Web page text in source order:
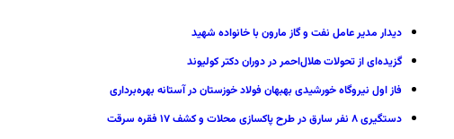
دیدار مدیر عامل نفت و گاز مارون با خانواده شهید
گزیده‌ای از تحولات هلال‌احمر در دوران دکتر کولیوند
فاز اول نیروگاه خورشیدی بهبهان فولاد خوزستان در آستانه بهره‌برداری
دستگیری ۸ نفر سارق در طرح پاکسازی محلات و کشف ۱۷ فقره سرقت